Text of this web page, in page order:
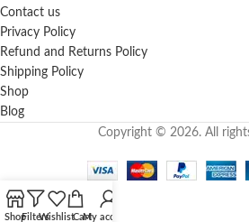
Contact us
Privacy Policy
Refund and Returns Policy
Shipping Policy
Shop
Blog
Copyright © 2026. All
ShopFiltersWishlistCartMy account